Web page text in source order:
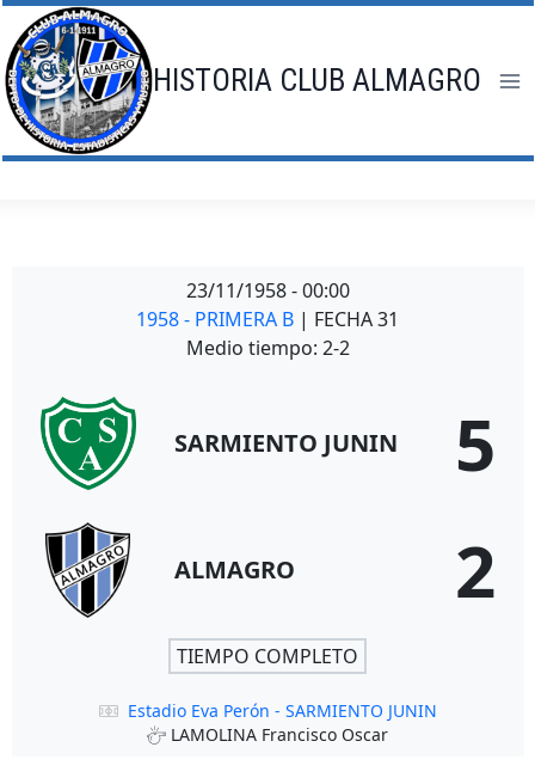
Saltar
al
contenido
HISTORIA CLUB ALMAGRO
23/11/1958 - 00:00
1958 - PRIMERA B | FECHA 31
Medio tiempo: 2-2
SARMIENTO JUNIN 5
ALMAGRO 2
TIEMPO COMPLETO
Estadio Eva Perón - SARMIENTO JUNIN
LAMOLINA Francisco Oscar